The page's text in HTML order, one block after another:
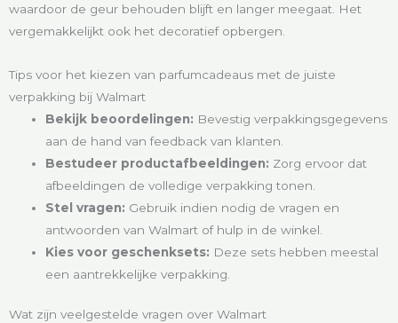
waardoor de geur behouden blijft en langer meegaat. Het
vergemakkelijkt ook het decoratief opbergen.
Tips voor het kiezen van parfumcadeaus met de juiste
verpakking bij Walmart
Bekijk beoordelingen: Bevestig verpakkingsgegevens
aan de hand van feedback van klanten.
Bestudeer productafbeeldingen: Zorg ervoor dat
afbeeldingen de volledige verpakking tonen.
Stel vragen: Gebruik indien nodig de vragen en
antwoorden van Walmart of hulp in de winkel.
Kies voor geschenksets: Deze sets hebben meestal
een aantrekkelijke verpakking.
Wat zijn veelgestelde vragen over Walmart